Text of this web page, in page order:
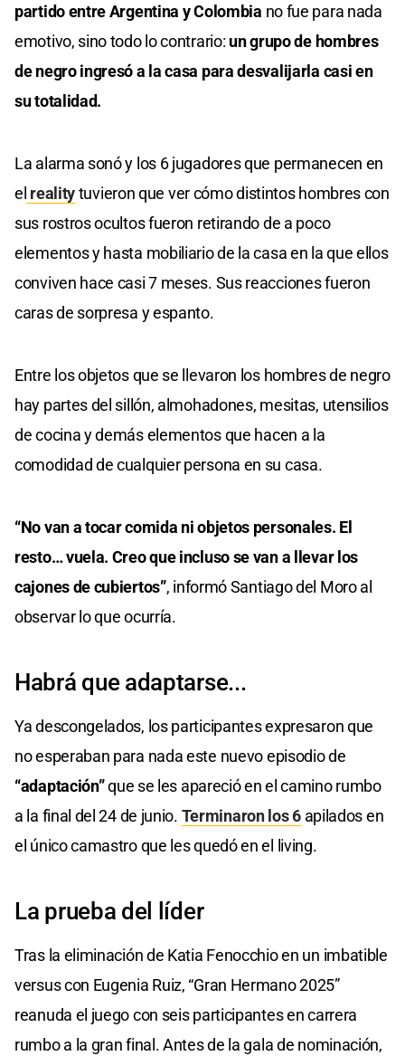
partido entre Argentina y Colombia no fue para nada
emotivo, sino todo lo contrario: un grupo de hombres
de negro ingresó a la casa para desvalijarla casi en
su totalidad.
La alarma sonó y los 6 jugadores que permanecen en
el realitytuvieron que ver cómo distintos hombres con
sus rostros ocultos fueron retirando de a poco
elementos y hasta mobiliario de la casa en la que ellos
conviven hace casi 7 meses. Sus reacciones fueron
caras de sorpresa y espanto.
Entre los objetos que se llevaron los hombres de negro
hay partes del sillón, almohadones, mesitas, utensilios
de cocina y demás elementos que hacen a la
comodidad de cualquier persona en su casa.
“No van a tocar comida ni objetos personales. El
resto… vuela. Creo que incluso se van a llevar los
cajones de cubiertos”, informó Santiago del Moro al
observar lo que ocurría.
Habrá que adaptarse...
Ya descongelados, los participantes expresaron que
no esperaban para nada este nuevo episodio de
“adaptación”que se les apareció en el camino rumbo
a la final del 24 de junio. Terminaron los 6apilados en
el único camastro que les quedó en el living.
La prueba del líder
Tras la eliminación de Katia Fenocchio en un imbatible
versus con Eugenia Ruiz, “Gran Hermano 2025”
reanuda el juego con seis participantes en carrera
rumbo a la gran final. Antes de la gala de nominación,